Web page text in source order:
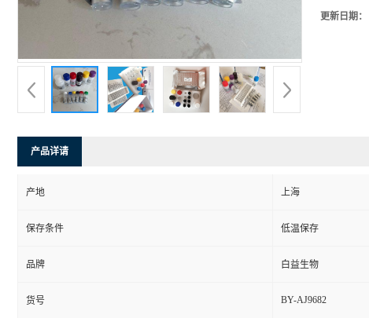
更新日期：
产品详请
产地 上海
保存条件 低温保存
品牌 白益生物
货号 BY-AJ9682